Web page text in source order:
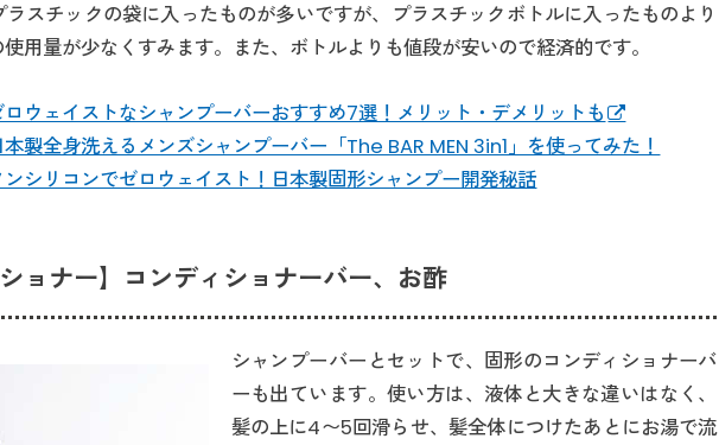
スチックの袋に入ったものが多いですが、プラスチックボトルに入ったものより
用量が少なくすみます。また、ボトルよりも値段が安いので経済的です。
ロウェイストなシャンプーバーおすすめ7選！メリット・デメリットも
本製全身洗えるメンズシャンプーバー「The BAR MEN 3in1」を使ってみた！
ンシリコンでゼロウェイスト！日本製固形シャンプー開発秘話
ショナー】コンディショナーバー、お酢
シャンプーバーとセットで、固形のコンディショナーバ
ーも出ています。使い方は、液体と大きな違いはなく、
髪の上に4〜5回滑らせ、髪全体につけたあとにお湯で流